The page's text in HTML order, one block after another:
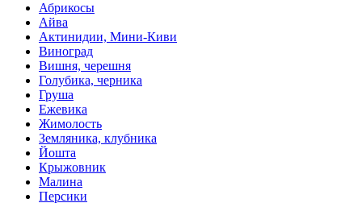
Абрикосы
Айва
Актинидии, Мини-Киви
Виноград
Вишня, черешня
Голубика, черника
Груша
Ежевика
Жимолость
Земляника, клубника
Йошта
Крыжовник
Малина
Персики